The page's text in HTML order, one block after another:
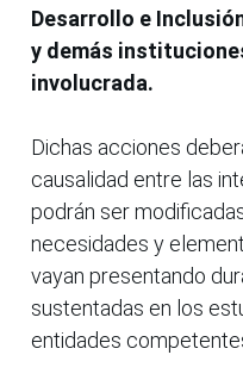
Desarrollo e
y demás
involucrada.
Dichas acciones
causalidad entre las
podrán ser
necesidades y
vayan presentando
sustentadas en los
entidades